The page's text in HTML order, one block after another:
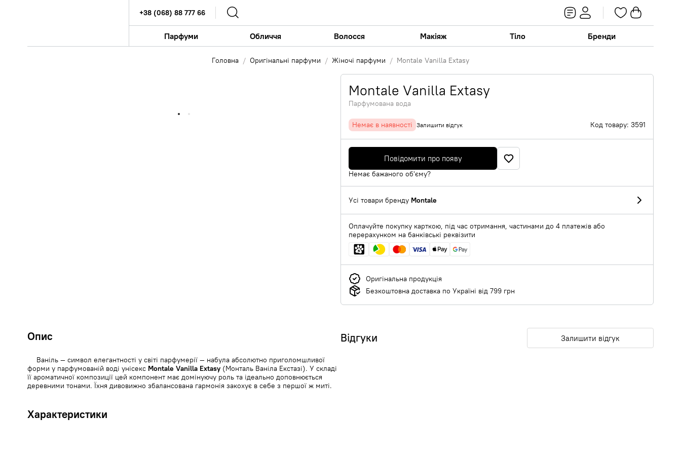
+38 (068) 88 777 66
Парфуми Обличчя Волосся Макіяж Тіло Бренди
Головна Оригінальні парфуми Жіночі парфуми Montale Vanilla Extasy
Montale Vanilla Extasy
Парфумована вода
Немає в наявності Залишити відгук Код товару: 3591
Повідомити про появу
Немає бажаного об'єму?
Усі товари бренду Montale
Оплачуйте покупку карткою, під час отримання, частинами до 4 платежів або
перерахунком на банківські реквізити
Оригінальна продукція
Безкоштовна доставка по Україні від 799 грн
Опис
Ваніль — символ елегантності у світі парфумерії — набула абсолютно приголомшливої
форми у парфумованій воді унісекс Montale Vanilla Extasy(Монталь Ваніла Екстазі). У складі
її ароматичної композиції цей компонент має домінуючу роль та ідеально доповнюється
деревними тонами. Їхня дивовижно збалансована гармонія закохує в себе з першої ж миті.
Характеристики
Відгуки Залишити відгук